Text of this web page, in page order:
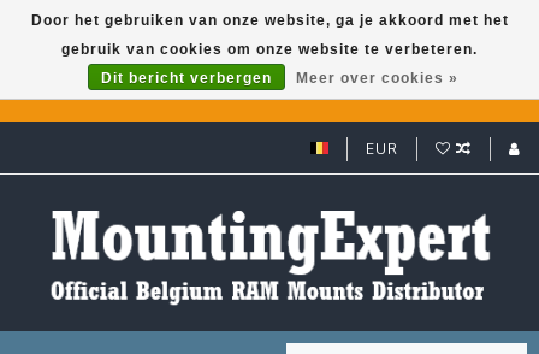
GARMIN GPS met een superkorting tot 50%? Klik hier!
EUR
Door het gebruiken van onze website, ga je akkoord met het
gebruik van cookies om onze website te verbeteren.
Dit bericht verbergen
Meer over cookies »